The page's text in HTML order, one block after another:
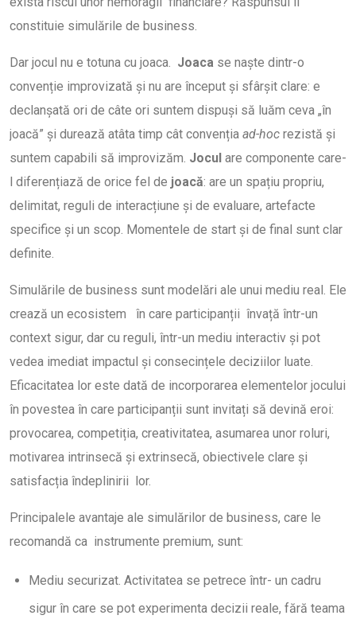
constituie simulările de business.
Dar jocul nu e totuna cu joaca. Joaca se naște dintr-o
convenție improvizată și nu are început și sfârșit clare: e
declanșată ori de câte ori suntem dispuși să luăm ceva „în
joacă” și durează atâta timp cât convenția ad-hoc rezistă și
suntem capabili să improvizăm. Jocul are componente care-
l diferențiază de orice fel de joacă: are un spațiu propriu,
delimitat, reguli de interacțiune și de evaluare, artefacte
specifice și un scop. Momentele de start și de final sunt clar
definite.
Simulările de business sunt modelări ale unui mediu real. Ele
crează un ecosistem în care participanții învață într-un
context sigur, dar cu reguli, într-un mediu interactiv și pot
vedea imediat impactul și consecințele deciziilor luate.
Eficacitatea lor este dată de incorporarea elementelor jocului
în povestea în care participanții sunt invitați să devină eroi:
provocarea, competiția, creativitatea, asumarea unor roluri,
motivarea intrinsecă și extrinsecă, obiectivele clare și
satisfacția îndeplinirii lor.
Principalele avantaje ale simulărilor de business, care le
recomandă ca instrumente premium, sunt:
Mediu securizat. Activitatea se petrece într- un cadru
sigur în care se pot experimenta decizii reale, fără teama